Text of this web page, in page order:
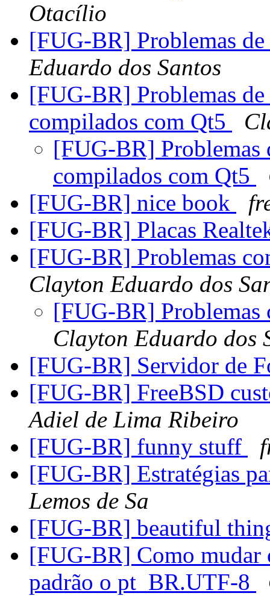
Otacílio
[FUG-BR] Problemas
Eduardo dos Santos
[FUG-BR] Problemas
compilados com Qt5
[FUG-BR] Problemas
compilados com Qt5
[FUG-BR] nice book
[FUG-BR] Placas
[FUG-BR] Problemas
Clayton Eduardo dos
[FUG-BR]
Clayton Eduardo dos
[FUG-BR] Servidor de
[FUG-BR] FreeBSD
Adiel de Lima Ribeiro
[FUG-BR] funny stuff
[FUG-BR] Estratégias
Lemos de Sa
[FUG-BR] beautiful
[FUG-BR] Como mudar
padrão o pt_BR.UTF-8